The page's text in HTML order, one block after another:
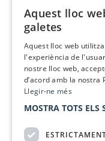
Aquest lloc
galetes
Aquest lloc web
l'experiència de
nostre lloc web,
d’acord amb la nostra
Llegir-ne més
MOSTRA TOTS ELS